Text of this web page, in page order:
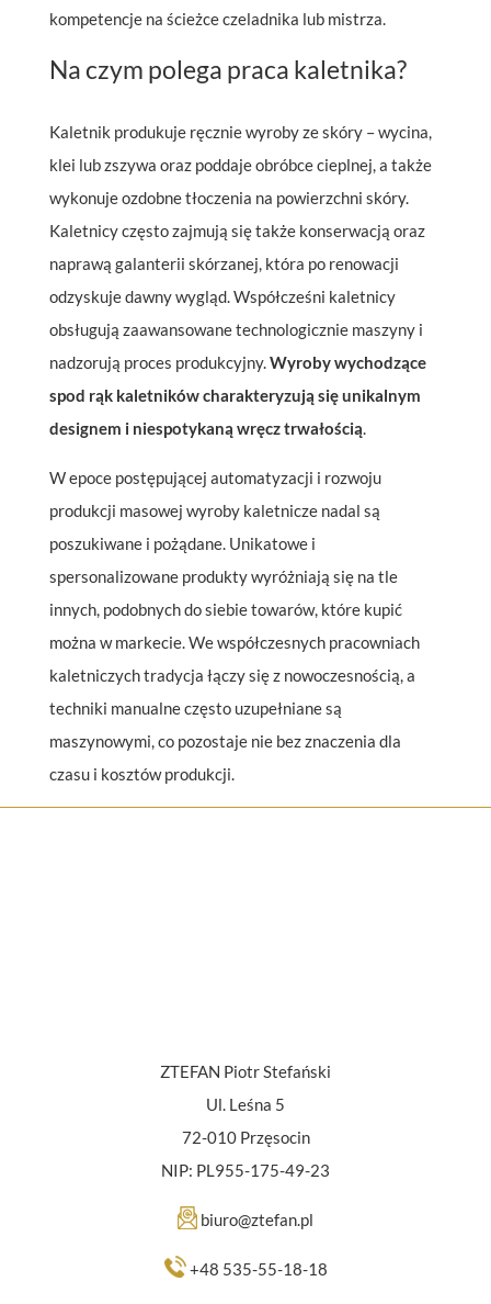
kompetencje na ścieżce czeladnika lub mistrza.
Na czym polega praca kaletnika?
Kaletnik produkuje ręcznie wyroby ze skóry – wycina,
klei lub zszywa oraz poddaje obróbce cieplnej, a także
wykonuje ozdobne tłoczenia na powierzchni skóry.
Kaletnicy często zajmują się także konserwacją oraz
naprawą galanterii skórzanej, która po renowacji
odzyskuje dawny wygląd. Współcześni kaletnicy
obsługują zaawansowane technologicznie maszyny i
nadzorują proces produkcyjny.Wyroby wychodzące
spod rąk kaletników charakteryzują się unikalnym
designem i niespotykaną wręcz trwałością.
W epoce postępującej automatyzacji i rozwoju
produkcji masowej wyroby kaletnicze nadal są
poszukiwane i pożądane. Unikatowe i
spersonalizowane produkty wyróżniają się na tle
innych, podobnych do siebie towarów, które kupić
można w markecie. We współczesnych pracowniach
kaletniczych tradycja łączy się z nowoczesnością, a
techniki manualne często uzupełniane są
maszynowymi, co pozostaje nie bez znaczenia dla
czasu i kosztów produkcji.
ZTEFAN Piotr Stefański
Ul. Leśna 5
72-010 Przęsocin
NIP: PL955-175-49-23
biuro@ztefan.pl
+48 535-55-18-18